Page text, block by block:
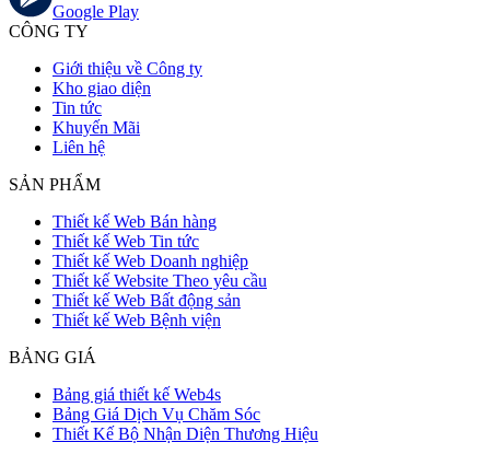
Google Play
CÔNG TY
Giới thiệu về Công ty
Kho giao diện
Tin tức
Khuyến Mãi
Liên hệ
SẢN PHẨM
Thiết kế Web Bán hàng
Thiết kế Web Tin tức
Thiết kế Web Doanh nghiệp
Thiết kế Website Theo yêu cầu
Thiết kế Web Bất động sản
Thiết kế Web Bệnh viện
BẢNG GIÁ
Bảng giá thiết kế Web4s
Bảng Giá Dịch Vụ Chăm Sóc
Thiết Kế Bộ Nhận Diện Thương Hiệu